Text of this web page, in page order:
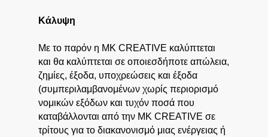
Κάλυψη
Με το παρόν η MK CREATIVE καλύπτεται
και θα καλύπτεται σε οποιεσδήποτε απώλεια,
ζημίες, έξοδα, υποχρεώσεις και έξοδα
(συμπεριλαμβανομένων χωρίς περιορισμό
νομικών εξόδων και τυχόν ποσά που
καταβάλλονται από την MK CREATIVE σε
τρίτους για το διακανονισμό μιας ενέργειας ή